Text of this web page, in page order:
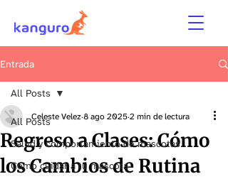
Entrada
All Posts
Salud y comportamiento de mascotas
Cómo cuidar a tu mascota
All Posts
Regreso a Clases: Cómo
los Cambios de Rutina
Celeste Velez8 ago 20252 min de lectura